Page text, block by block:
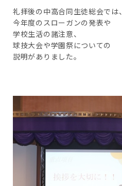
礼拝後の中高合同生徒総会では、
今年度のスローガンの発表や
学校生活の諸注意、
球技大会や学園祭についての
説明がありました。